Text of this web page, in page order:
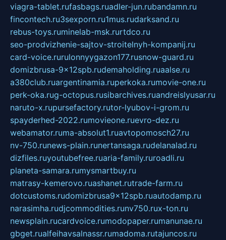
viagra-tablet.rufasbags.ruadler-jun.rubandamn.ru
fincontech.ru3sexporn.ru1mus.rudarksand.ru
rebus-toys.ruminelab-msk.rurtdco.ru
seo-prodvizhenie-sajtov-stroitelnyh-kompanij.ru
card-voice.rurulonnyygazon177.rusnow-guard.ru
domizbrusa-9x12spb.rudemaholding.ruaalse.ru
a380club.ruargentinamia.ruperkoka.rumovie-one.ru
perk-oka.rug-octopus.rusibarchives.ruandreislyusar.ru
naruto-x.rupursefactory.rutor-lyubov-i-grom.ru
spayderhed-2022.rumovieone.ruevro-dez.ru
webamator.ruma-absolut1.ruavtopomosch27.ru
nv-750.runews-plain.runertansaga.rudelanalad.ru
dizfiles.ruyoutubefree.ruaria-family.ruroadli.ru
planeta-samara.rumysmartbuy.ru
matrasy-kemerovo.ruashanet.rutrade-farm.ru
dotcustoms.rudomizbrusa9x12spb.ruautodamp.ru
narasimha.rudjcommodities.runv750.rux-ton.ru
newsplain.rucardvoice.rumodopaper.rumanunae.ru
gbget.rualfeihavsalnassr.rumadoma.rutajuncos.ru